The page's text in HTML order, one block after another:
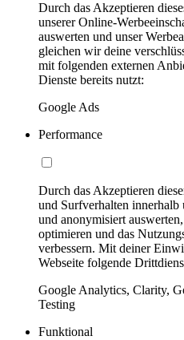
Durch das Akzeptieren
unserer Online-
auswerten und unser
gleichen wir deine
mit folgenden externen
Dienste bereits nutzt:
Google Ads
Performance
Durch das Akzeptieren
und Surfverhalten innerhalb
und anonymisiert
optimieren und das
verbessern. Mit deiner
Webseite folgende
Google Analytics, Clarity,
Testing
Funktional